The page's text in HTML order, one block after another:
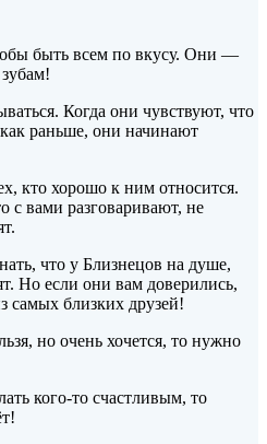
быть всем по вкусу. Они —
Когда они чувствуют, что
раньше, они начинают
кто хорошо к ним относится.
с вами разговаривают, не
что у Близнецов на душе,
Но если они вам доверились,
самых близких друзей!
но очень хочется, то нужно
кого-то счастливым, то